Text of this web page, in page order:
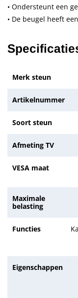
Merk steun
Artikelnummer
Soort steun
Afmeting TV
VESA maat
Maximale
belasting
Functies
Eigenschappen
• Ondersteunt een
• De beugel heeft